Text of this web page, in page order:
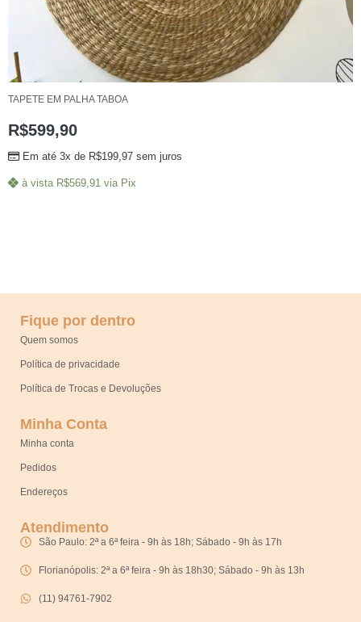
TAPETE EM PALHA TABOA
R$599,90
Em até 3x de R$199,97 sem juros
à vista R$569,91 via Pix
Fique por dentro
Quem somos
Política de privacidade
Política de Trocas e Devoluções
Minha Conta
Minha conta
Pedidos
Endereços
Atendimento
São Paulo: 2ª a 6ª feira - 9h às 18h; Sábado - 9h às 17h
Florianópolis: 2ª a 6ª feira - 9h às 18h30; Sábado - 9h às 13h
(11) 94761-7902